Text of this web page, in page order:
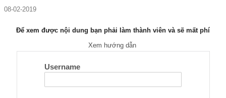
08-02-2019
Để xem được nội dung bạn phải làm thành viên và sẽ mất phí
Xem hướng dẫn
Username